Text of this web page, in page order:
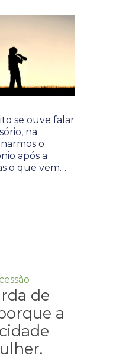
se ouve falar
na
o
após a
o que vem…
de
a